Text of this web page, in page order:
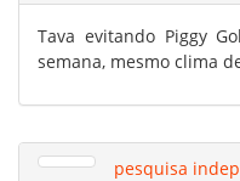
Tava evitando Piggy
semana, mesmo clima
pesquisa